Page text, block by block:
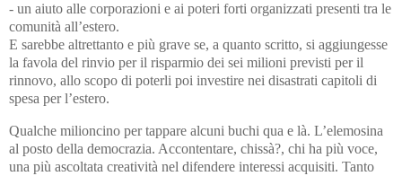
- un aiuto alle corporazioni e ai poteri forti organizzati presenti tra le
comunità all’estero.
E sarebbe altrettanto e più grave se, a quanto scritto, si aggiungesse
la favola del rinvio per il risparmio dei sei milioni previsti per il
rinnovo, allo scopo di poterli poi investire nei disastrati capitoli di
spesa per l’estero.
Qualche milioncino per tappare alcuni buchi qua e là. L’elemosina
al posto della democrazia. Accontentare, chissà?, chi ha più voce,
una più ascoltata creatività nel difendere interessi acquisiti. Tanto